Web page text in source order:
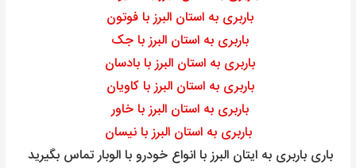
باربری به استان البرز با فوتون
باربری به استان البرز با جک
باربری به استان البرز با بادسان
باربری به استان البرز با کاویان
باربری به استان البرز با خاور
باربری به استان البرز با نیسان
باری باربری به ایتان البرز با انواع خودرو با الوبار تماس بگیرید